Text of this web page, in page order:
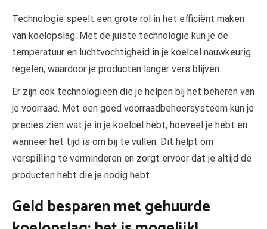
Technologie speelt een grote rol in het efficiënt maken
van koelopslag. Met de juiste technologie kun je de
temperatuur en luchtvochtigheid in je koelcel nauwkeurig
regelen, waardoor je producten langer vers blijven.
Er zijn ook technologieën die je helpen bij het beheren van
je voorraad. Met een goed voorraadbeheersysteem kun je
precies zien wat je in je koelcel hebt, hoeveel je hebt en
wanneer het tijd is om bij te vullen. Dit helpt om
verspilling te verminderen en zorgt ervoor dat je altijd de
producten hebt die je nodig hebt.
Geld besparen met gehuurde